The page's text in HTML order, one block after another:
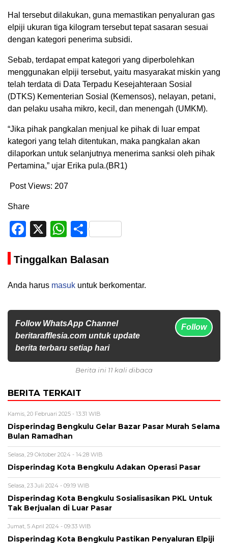
Hal tersebut dilakukan, guna memastikan penyaluran gas
elpiji ukuran tiga kilogram tersebut tepat sasaran sesuai
dengan kategori penerima subsidi.
Sebab, terdapat empat kategori yang diperbolehkan
menggunakan elpiji tersebut, yaitu masyarakat miskin yang
telah terdata di Data Terpadu Kesejahteraan Sosial
(DTKS) Kementerian Sosial (Kemensos), nelayan, petani,
dan pelaku usaha mikro, kecil, dan menengah (UMKM).
“Jika pihak pangkalan menjual ke pihak di luar empat
kategori yang telah ditentukan, maka pangkalan akan
dilaporkan untuk selanjutnya menerima sanksi oleh pihak
Pertamina,” ujar Erika pula.(BR1)
Post Views: 207
Share
Facebook
X WhatsApp
Share
Tinggalkan Balasan
Anda harus masuk untuk berkomentar.
Follow WhatsApp Channel
beritarafflesia.com untuk update
berita terbaru setiap hari
Follow
Berita ini 11 kali dibaca
BERITA TERKAIT
Kamis, 20 Februari 2025 - 13:31 WIB
Disperindag Bengkulu Gelar Bazar Pasar Murah Selama
Bulan Ramadhan
Selasa, 29 Oktober 2024 - 14:28 WIB
Disperindag Kota Bengkulu Adakan Operasi Pasar
Selasa, 23 Juli 2024 - 09:19 WIB
Disperindag Kota Bengkulu Sosialisasikan PKL Untuk
Tak Berjualan di Luar Pasar
Jumat, 5 April 2024 - 09:33 WIB
Disperindag Kota Bengkulu Pastikan Penyaluran Elpiji